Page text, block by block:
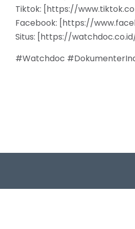
Tiktok: [https://
Facebook: [https://
Situs: [https://
#Watchdoc